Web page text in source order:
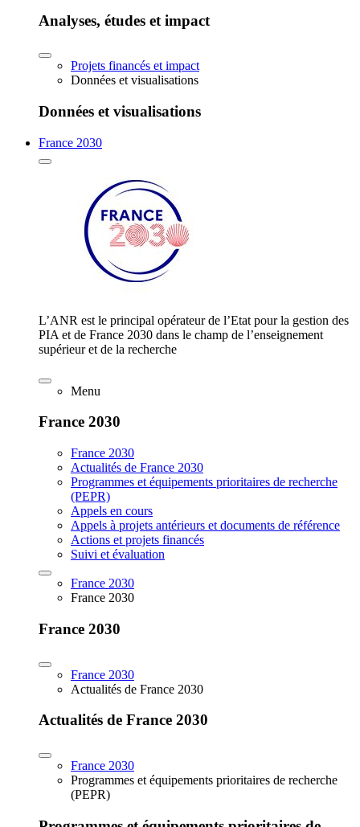
Analyses, études et impact
Projets financés et impact
Données et visualisations
Données et visualisations
France 2030
L’ANR est le principal opérateur de l’Etat pour la gestion des
PIA et de France 2030 dans le champ de l’enseignement
supérieur et de la recherche
Menu
France 2030
France 2030
Actualités de France 2030
Programmes et équipements prioritaires de recherche
(PEPR)
Appels en cours
Appels à projets antérieurs et documents de référence
Actions et projets financés
Suivi et évaluation
France 2030
France 2030
France 2030
France 2030
Actualités de France 2030
Actualités de France 2030
France 2030
Programmes et équipements prioritaires de recherche
(PEPR)